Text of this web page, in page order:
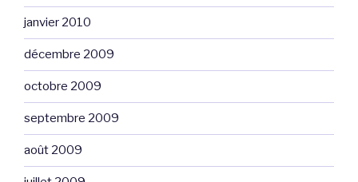
janvier 2010
décembre 2009
octobre 2009
septembre 2009
août 2009